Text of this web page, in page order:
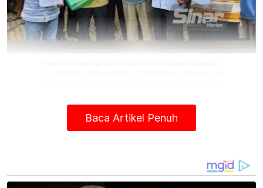
"Walaupun TOL masih dalam proses
diperbaharui, kami masih lagi meneruskan
benih kerang bermula dari Tanjung Burung
Baca Artikel Penuh